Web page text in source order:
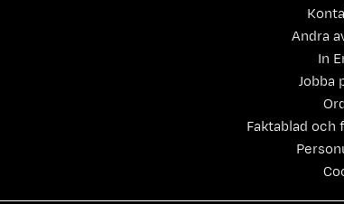
Andra
In
Jobba
Faktablad och